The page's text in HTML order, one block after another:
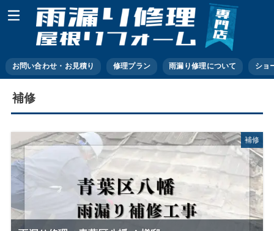
お問い合わせ・お見積り 修理プラン 雨漏り修理について ショ
補修
補修